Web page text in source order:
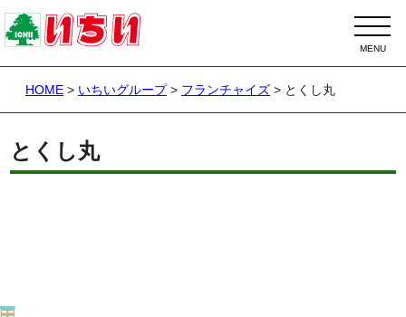
HOME > いちいグループ> フランチャイズ > とくし丸
とくし丸